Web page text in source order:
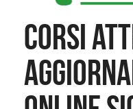
CORSI